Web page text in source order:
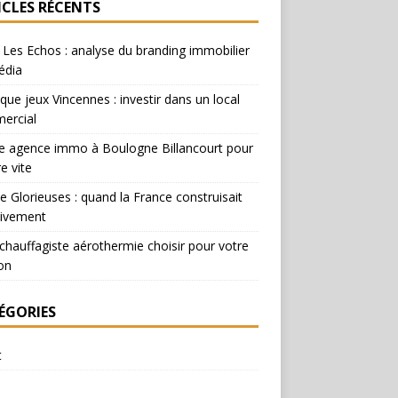
RÉCENTS
Echos : analyse du branding immobilier
jeux Vincennes : investir dans un local
agence immo à Boulogne Billancourt pour
vite
Glorieuses : quand la France construisait
aérothermie choisir pour votre